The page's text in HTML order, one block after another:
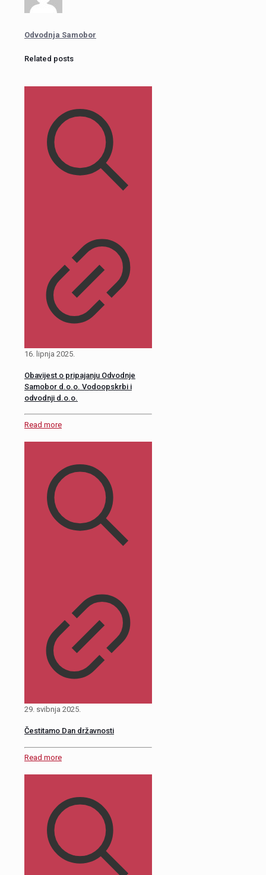
Odvodnja Samobor
Related posts
16. lipnja 2025.
Obavijest o pripajanju Odvodnje
Samobor d.o.o. Vodoopskrbi i
odvodnji d.o.o.
Read more
29. svibnja 2025.
Čestitamo Dan državnosti
Read more